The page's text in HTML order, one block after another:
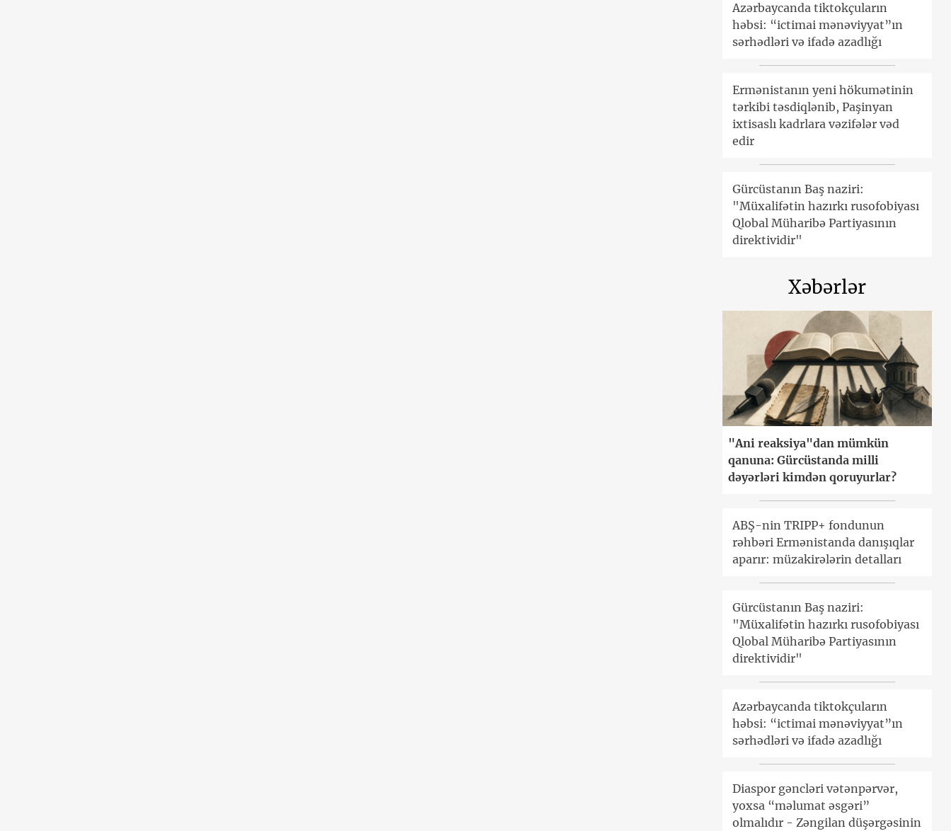
Azərbaycanda tiktokçuların
həbsi: “ictimai mənəviyyat”ın
sərhədləri və ifadə azadlığı
Ermənistanın yeni hökumətinin
tərkibi təsdiqlənib, Paşinyan
ixtisaslı kadrlara vəzifələr vəd
edir
Gürcüstanın Baş naziri:
"Müxalifətin hazırkı rusofobiyası
Qlobal Müharibə Partiyasının
direktividir"
Xəbərlər
"Ani reaksiya"dan mümkün
qanuna: Gürcüstanda milli
dəyərləri kimdən qoruyurlar?
ABŞ-nin TRIPP+ fondunun
rəhbəri Ermənistanda danışıqlar
aparır: müzakirələrin detalları
Gürcüstanın Baş naziri:
"Müxalifətin hazırkı rusofobiyası
Qlobal Müharibə Partiyasının
direktividir"
Azərbaycanda tiktokçuların
həbsi: “ictimai mənəviyyat”ın
sərhədləri və ifadə azadlığı
Diaspor gəncləri vətənpərvər,
yoxsa “məlumat əsgəri”
olmalıdır - Zəngilan düşərgəsinin